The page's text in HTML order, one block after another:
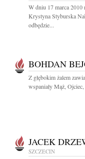
W dniu 17 marca 2010
Krystyna Styburska
odbędzie...
BOHDAN
Z głębokim żalem
wspaniały Mąż,
JACEK
SZCZECIN